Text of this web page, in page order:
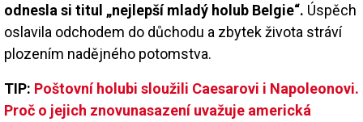
odnesla si titul „nejlepší mladý holub Belgie“. Úspěch
oslavila odchodem do důchodu a zbytek života stráví
plozením nadějného potomstva.
TIP: Poštovní holubi sloužili Caesarovi i Napoleonovi.
Proč o jejich znovunasazení uvažuje americká